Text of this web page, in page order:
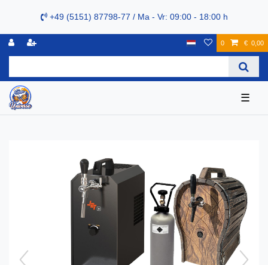
+49 (5151) 87798-77 / Ma - Vr: 09:00 - 18:00 h
0 € 0,00
☰